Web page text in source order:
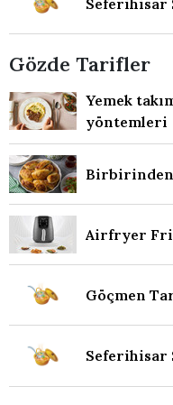
Seferihisar
Gözde Tarifler
Yemek
yöntemleri
Airfryer
Göçmen
Seferihisar